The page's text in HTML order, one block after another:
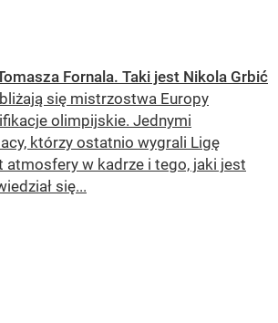
Fornala. Taki jest Nikola Grbić
się mistrzostwa Europy
olimpijskie. Jednymi
którzy ostatnio wygrali Ligę
atmosfery w kadrze i tego, jaki jest
się...